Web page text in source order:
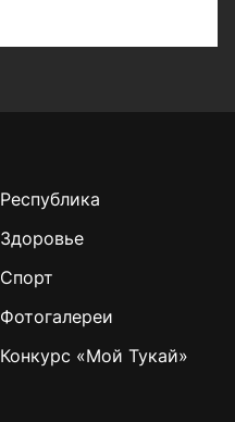
Республика
Здоровье
Спорт
Фотогалереи
Конкурс «Мой Тукай»